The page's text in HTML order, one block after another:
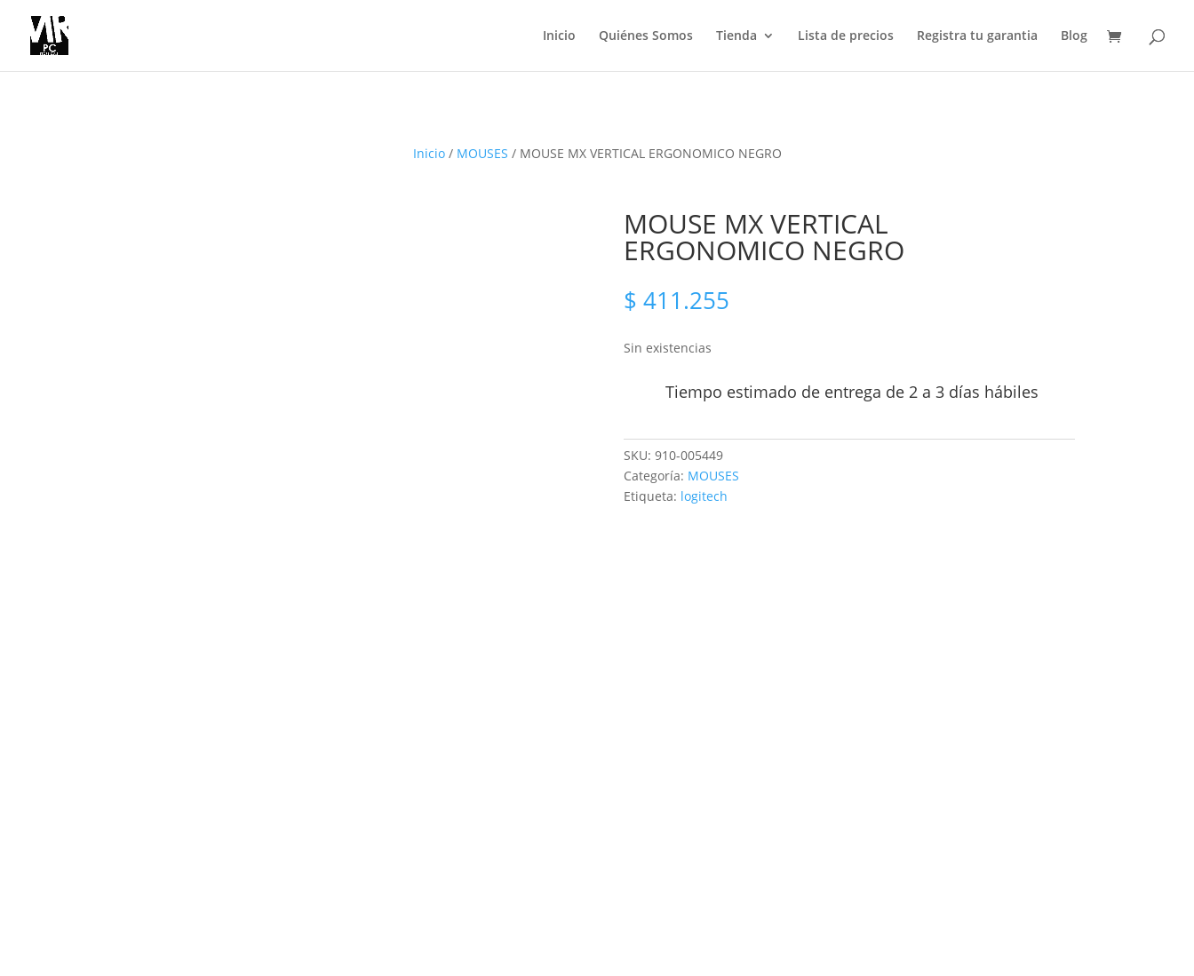
Inicio Quiénes Somos Tienda Lista de precios Registra tu garantia Blog
Inicio/ MOUSES / MOUSE MX VERTICAL ERGONOMICO NEGRO
MOUSE MX VERTICAL
ERGONOMICO NEGRO
$ 411.255
Sin existencias
Tiempo estimado de entrega de 2 a 3 días hábiles
SKU: 910-005449
Categoría: MOUSES
Etiqueta: logitech